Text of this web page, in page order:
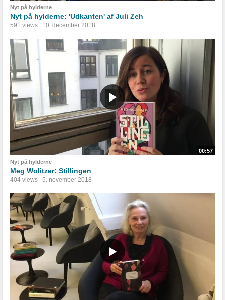
Nyt på hylderne
Nyt på hylderne: 'Udkanten' af Juli Zeh
591 views 10. december 2018
00:57
Nyt på hylderne
Meg Wolitzer: Stillingen
404 views 5. november 2018